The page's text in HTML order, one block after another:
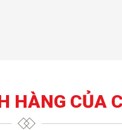
HÀNG CỦA